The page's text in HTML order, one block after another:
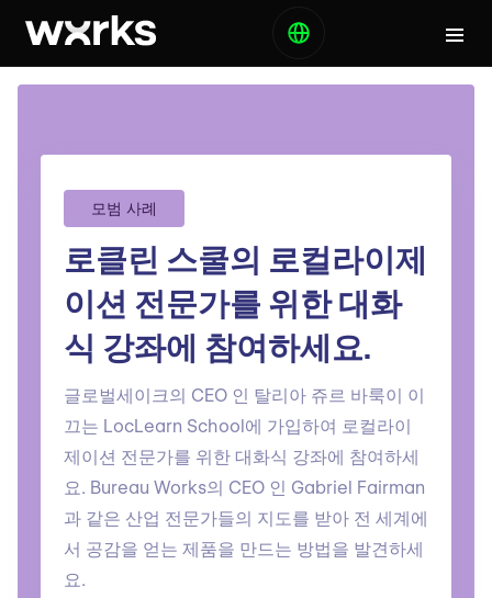
모범 사례
로클린 스쿨의 로컬라이제
이션 전문가를 위한 대화
식 강좌에 참여하세요.
글로벌세이크의 CEO 인 탈리아 쥬르 바룩이 이
끄는 LocLearn School에 가입하여 로컬라이
제이션 전문가를 위한 대화식 강좌에 참여하세
요. Bureau Works의 CEO 인 Gabriel Fairman
과 같은 산업 전문가들의 지도를 받아 전 세계에
서 공감을 얻는 제품을 만드는 방법을 발견하세
요.